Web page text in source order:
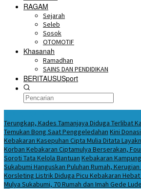
RAGAM
Sejarah
Seleb
Sosok
OTOMOTIF
Khasanah
Ramadhan
SAINS DAN PENDIDIKAN
BERITAUSUSport
Terungkap, Kades Tamanjaya Diduga Terlibat
Temukan Bong Saat Penggeledahan Kini
Kebakaran Kasepuhan Cipta Mulia Ditata
Korban Kebakaran Ciptamulya Berserakan,
Soroti Tata Kelola Bantuan Kebakaran
Sukabumi Hanguskan Puluhan Rumah,
Korsleting Listrik Diduga Picu Kebakaran
Mulya Sukabumi, 70 Rumah dan Imah Gede